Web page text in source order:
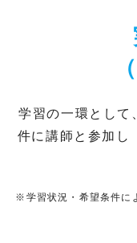
学習の一環とし
件に講師と参加し
※学習状況・希望条件に